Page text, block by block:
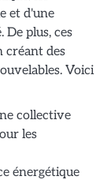
et d'une
plus, ces
créant des
Voici
collective
les
énergétique